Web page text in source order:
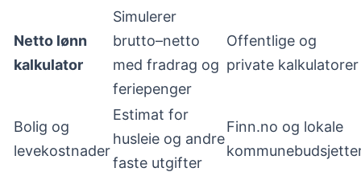
Netto lønn
kalkulator
Simulerer
brutto–netto
med fradrag og
feriepenger
Offentlige og
private kalkulatorer
Bolig og
levekostnader
Estimat for
husleie og andre
faste utgifter
Finn.no og lokale